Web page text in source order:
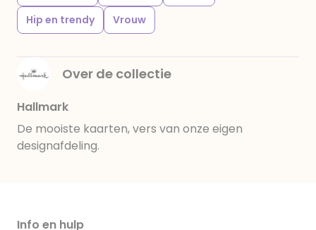
Hip en trendy
Vrouw
Over de collectie
Hallmark
De mooiste kaarten, vers van onze eigen
designafdeling.
Info en hulp